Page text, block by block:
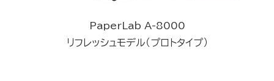
PaperLab A-8000
リフレッシュモデル（プロトタイプ）